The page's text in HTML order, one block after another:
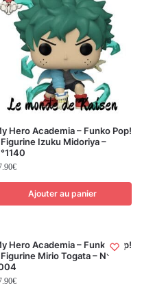
Hero Academia – Funko Pop!
Izuku Midoriya –
€
Ajouter au panier
Hero Academia – Funko Pop!
Mirio Togata – N°
€